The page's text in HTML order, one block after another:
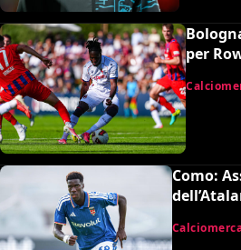
per
Como: